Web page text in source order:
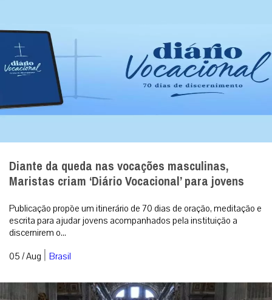
Diante da queda nas vocações masculinas,
Maristas criam ‘Diário Vocacional’ para jovens
Publicação propõe um itinerário de 70 dias de oração, meditação e
escrita para ajudar jovens acompanhados pela instituição a
discernirem o...
05 / Aug | Brasil